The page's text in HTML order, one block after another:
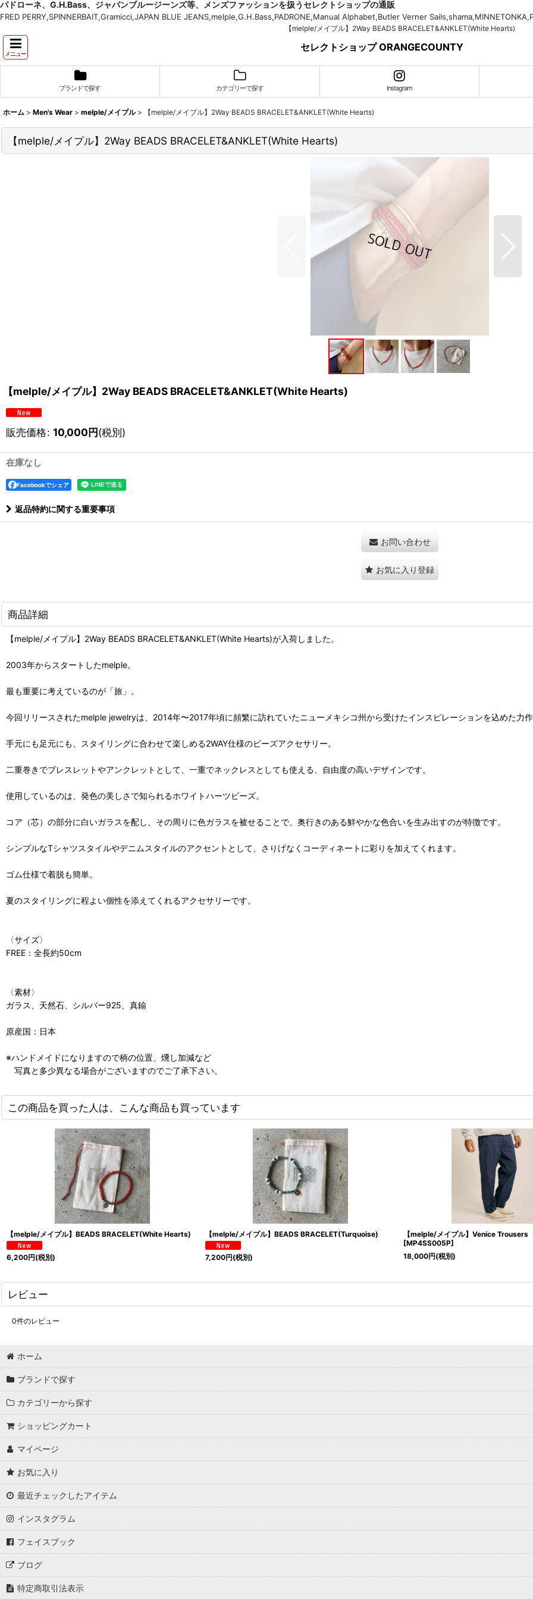
パドローネ、G.H.Bass、ジャパンブルージーンズ等、メンズファッションを扱うセレクトショップの通販
FRED PERRY,SPINNERBAIT,Gramicci,JAPAN BLUE JEANS,melple,G.H.Bass,PADRONE,Manual Alphabet,Butler Verner
【melple/メイプル】2Way BEADS BRACELET&ANKLET(White Hearts)
メニュー
セレクトショップ ORANGECOUNTY
ブランドで探す カテゴリーで探す Instagram
ホーム > Men's Wear > melple/メイプル > 【melple/メイプル】2Way BEADS BRACELET&ANKLET(White Hearts)
【melple/メイプル】2Way BEADS BRACELET&ANKLET(White Hearts)
【melple/メイプル】2Way BEADS BRACELET&ANKLET(White Hearts)
販売価格: 10,000円(税別)
在庫なし
Facebookでシェア
返品特約に関する重要事項
お問い合わせ
お気に入り登録
商品詳細
【melple/メイプル】2Way BEADS BRACELET&ANKLET(White Hearts)が入荷しました。
2003年からスタートしたmelple。
最も重要に考えているのが「旅」。
今回リリースされたmelple jewelryは、2014年〜2017年頃に頻繁に訪れていたニューメキシコ州から受けたインスピレーションを込めた力
手元にも足元にも、スタイリングに合わせて楽しめる2WAY仕様のビーズアクセサリー。
二重巻きでブレスレットやアンクレットとして、一重でネックレスとしても使える、自由度の高いデザインです。
使用しているのは、発色の美しさで知られるホワイトハーツビーズ。
コア（芯）の部分に白いガラスを配し、その周りに色ガラスを被せることで、奥行きのある鮮やかな色合いを生み出すのが特徴です。
シンプルなTシャツスタイルやデニムスタイルのアクセントとして、さりげなくコーディネートに彩りを加えてくれます。
ゴム仕様で着脱も簡単。
夏のスタイリングに程よい個性を添えてくれるアクセサリーです。
〈サイズ〉
FREE：全長約50cm
〈素材〉
ガラス、天然石、シルバー925、真鍮
原産国：日本
※ハンドメイドになりますので柄の位置、燻し加減など
写真と多少異なる場合がございますのでご了承下さい。
この商品を買った人は、こんな商品も買っています
【melple/メイプル】BEADS BRACELET(White Hearts)
6,200円(税別)
【melple/メイプル】BEADS BRACELET(Turquoise)
7,200円(税別)
【melple/メイプル】Venice Trousers
[MP4SS005P]
18,000円(税別)
レビュー
0件のレビュー
ホーム
ブランドで探す
カテゴリーから探す
ショッピングカート
マイページ
お気に入り
最近チェックしたアイテム
インスタグラム
フェイスブック
ブログ
特定商取引法表示